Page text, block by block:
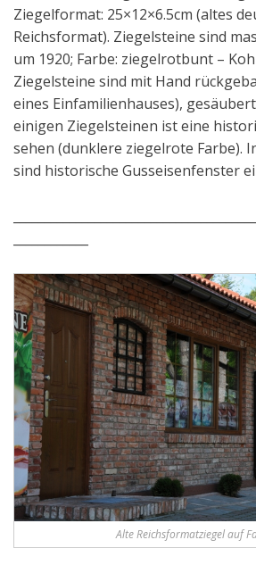
Ziegelformat: 25×12×6.5cm (altes
Reichsformat). Ziegelsteine sind
um 1920; Farbe: ziegelrotbunt –
Ziegelsteine sind mit Hand
eines Einfamilienhauses),
einigen Ziegelsteinen ist eine
sehen (dunklere ziegelrote Farbe).
sind historische Gusseisenfenster
Alte Reichsformatziegel auf